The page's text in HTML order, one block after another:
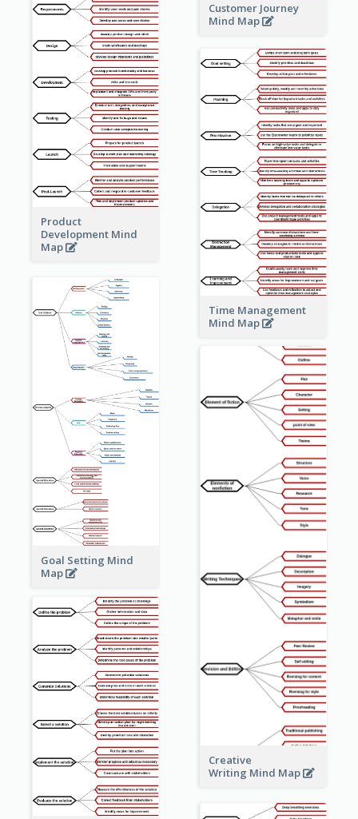
Customer Journey
Mind Map
Product
Development Mind
Map
Time Management
Mind Map
Goal Setting Mind
Map
Creative
Writing Mind Map